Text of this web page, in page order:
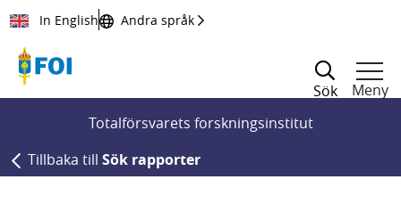
Till innehållet
In English Andra språk
Sök
Meny
Totalförsvarets forskningsinstitut
Tillbaka till Sök rapporter